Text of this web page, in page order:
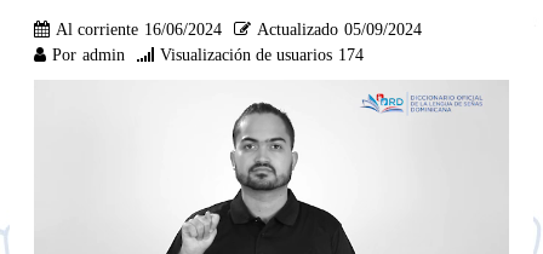
Al corriente 16/06/2024 Actualizado 05/09/2024
Por admin Visualización de usuarios 174